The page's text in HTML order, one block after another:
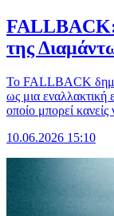
FALLBACK:
της
Το FALLBACK
ως μια εναλλακτική
οποίο μπορεί
10.06.2026 15:10